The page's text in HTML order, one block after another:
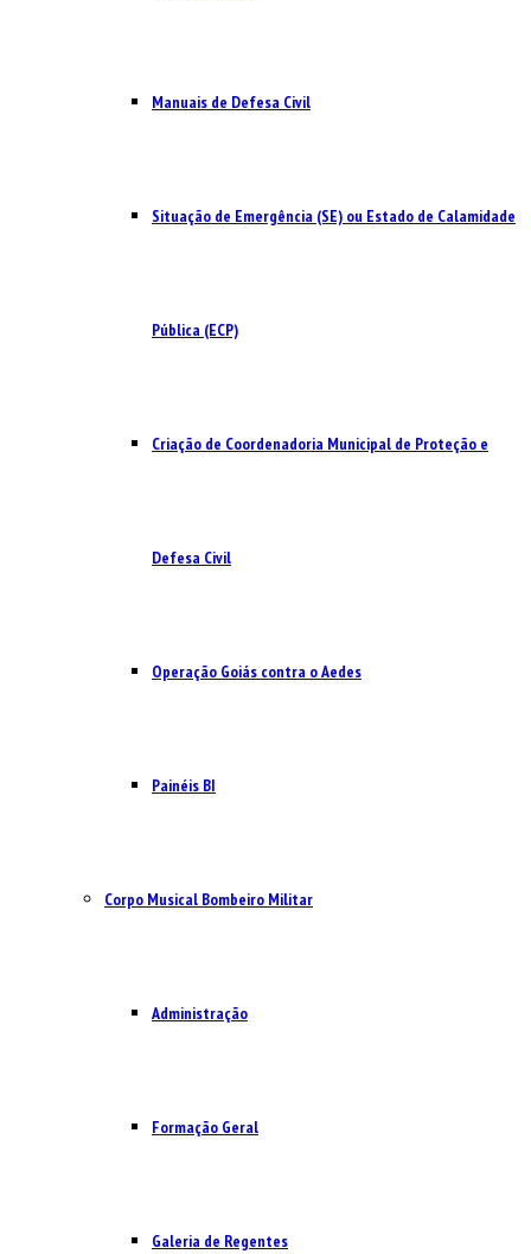
Manuais de Defesa Civil
Situação de Emergência (SE) ou Estado de Calamidade
Pública (ECP)
Criação de Coordenadoria Municipal de Proteção e
Defesa Civil
Operação Goiás contra o Aedes
Painéis BI
Corpo Musical Bombeiro Militar
Administração
Formação Geral
Galeria de Regentes